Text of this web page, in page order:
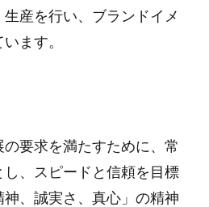
産を行い、ブランドイメ
ます。
要求を満たすために、常
、スピードと信頼を目標
神、誠実さ、真心」の精神